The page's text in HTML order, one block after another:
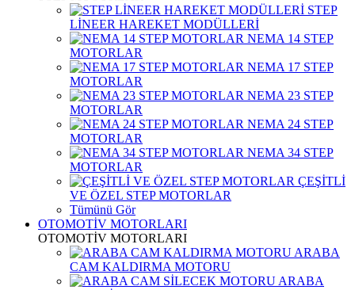
STEP
LİNEER HAREKET MODÜLLERİ
NEMA 14 STEP
MOTORLAR
NEMA 17 STEP
MOTORLAR
NEMA 23 STEP
MOTORLAR
NEMA 24 STEP
MOTORLAR
NEMA 34 STEP
MOTORLAR
ÇEŞİTLİ
VE ÖZEL STEP MOTORLAR
Tümünü Gör
OTOMOTİV MOTORLARI
OTOMOTİV MOTORLARI
ARABA
CAM KALDIRMA MOTORU
ARABA